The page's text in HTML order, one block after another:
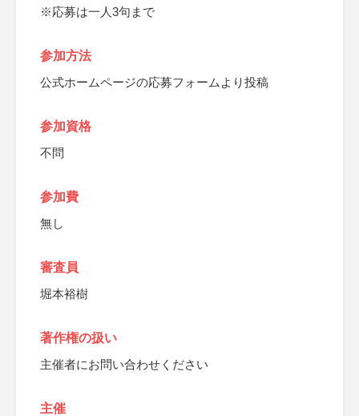
※応募は一人3句まで
参加方法
公式ホームページの応募フォームより投稿
参加資格
不問
参加費
無し
審査員
堀本裕樹
著作権の扱い
主催者にお問い合わせください
主催